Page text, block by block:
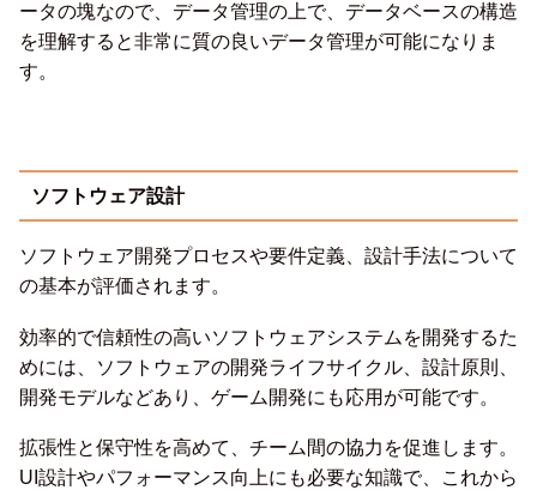
ータの塊なので、データ管理の上で、データベースの構造
を理解すると非常に質の良いデータ管理が可能になりま
す。
ソフトウェア設計
ソフトウェア開発プロセスや要件定義、設計手法について
の基本が評価されます。
効率的で信頼性の高いソフトウェアシステムを開発するた
めには、ソフトウェアの開発ライフサイクル、設計原則、
開発モデルなどあり、ゲーム開発にも応用が可能です。
拡張性と保守性を高めて、チーム間の協力を促進します。
UI設計やパフォーマンス向上にも必要な知識で、これから